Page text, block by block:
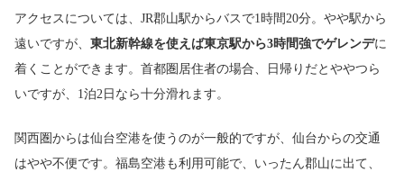
アクセスについては、JR郡山駅からバスで1時間20分。やや駅から
遠いですが、 東北新幹線を使えば東京駅から3時間強でゲレンデに
着くことができます。首都圏居住者の場合、日帰りだとややつら
いですが、1泊2日なら十分滑れます。
関西圏からは仙台空港を使うのが一般的ですが、仙台からの交通
はやや不便です。福島空港も利用可能で、いったん郡山に出て、